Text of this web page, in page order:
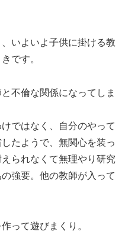
いよいよ子供に掛ける教
です。
不倫な関係になってしま
ではなく、自分のやって
たようで、無関心を装っ
られなくて無理やり研究
強要。他の教師が入って
って遊びまくり。